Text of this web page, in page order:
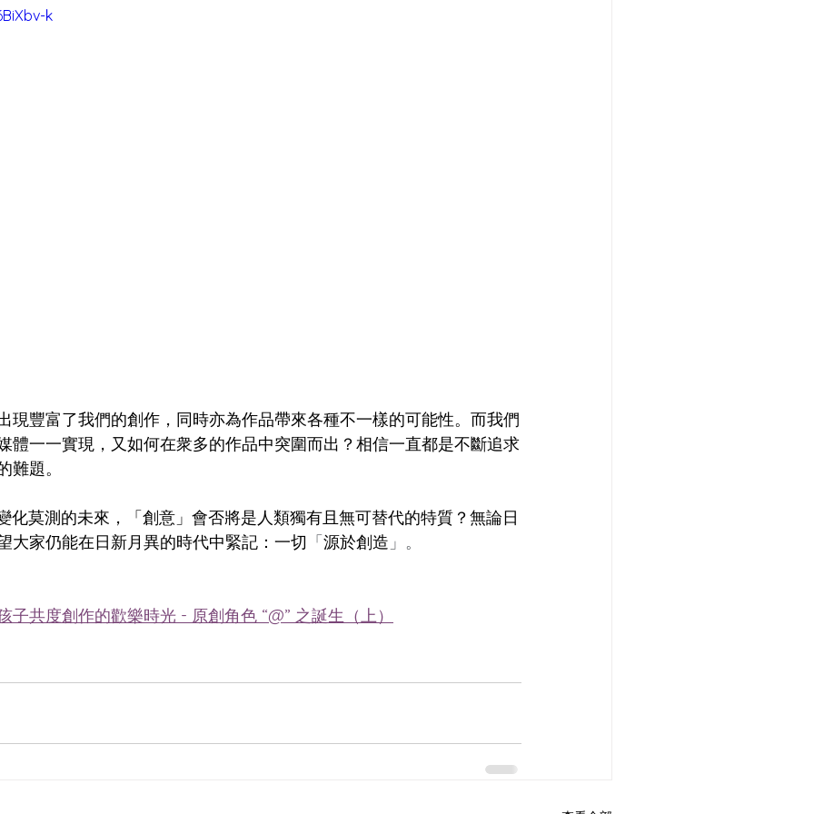
k
現豐富了我們的創作，同時亦為作品帶來各種不一樣的可能性。而我們
體一一實現，又如何在衆多的作品中突圍而出？相信一直都是不斷追求
難題。
化莫測的未來，「創意」會否將是人類獨有且無可替代的特質？ 無論日
大家仍能在日新月異的時代中緊記：一切 「源於創造 」。
子共度創作的歡樂時光 - 原創角色 “@” 之誕生（上）